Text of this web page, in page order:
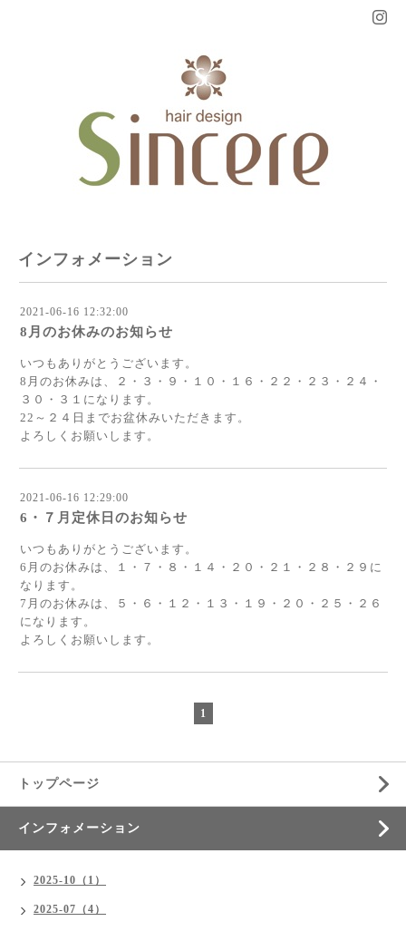
インフォメーション
2021-06-16 12:32:00
8月のお休みのお知らせ
いつもありがとうございます。
8月のお休みは、２・３・９・１０・１６・２２・２３・２４・
３０・３１になります。
22～２４日までお盆休みいただきます。
よろしくお願いします。
2021-06-16 12:29:00
6・７月定休日のお知らせ
いつもありがとうございます。
6月のお休みは、１・７・８・１４・２０・２１・２８・２９に
なります。
7月のお休みは、５・６・１２・１３・１９・２０・２５・２６
になります。
よろしくお願いします。
1
トップページ
インフォメーション
2025-10（1）
2025-07（4）